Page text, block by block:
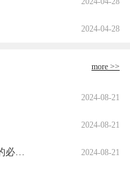
2024-04-28
more >>
2024-08-21
2024-08-21
澳大利亚签证申请2020：探索澳洲之旅的必备指南 2024-08-21